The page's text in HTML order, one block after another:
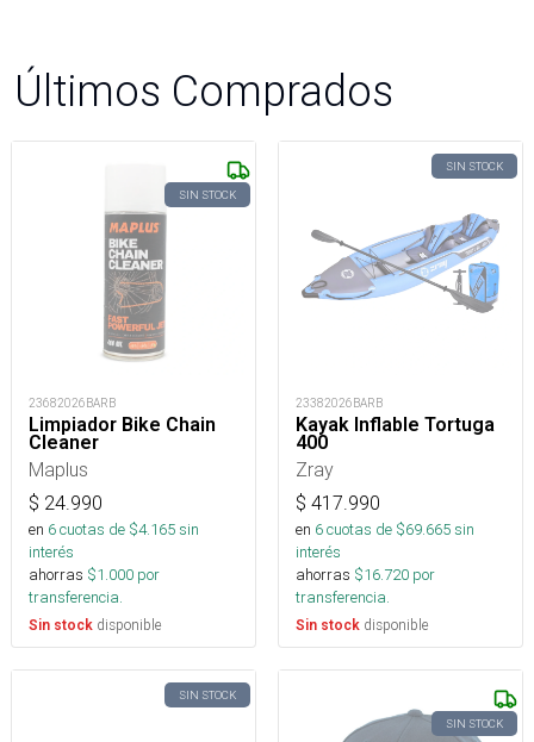
Últimos Comprados
SIN STOCK
23682026BARB
Limpiador Bike Chain
Cleaner
Maplus
$ 24.990
en 6cuotas de $4.165sin
interés
ahorras $1.000 por
transferencia.
Sin stock disponible
SIN STOCK
23382026BARB
Kayak Inflable Tortuga
400
Zray
$ 417.990
en 6cuotas de $69.665sin
interés
ahorras $16.720 por
transferencia.
Sin stock disponible
SIN STOCK
SIN STOCK